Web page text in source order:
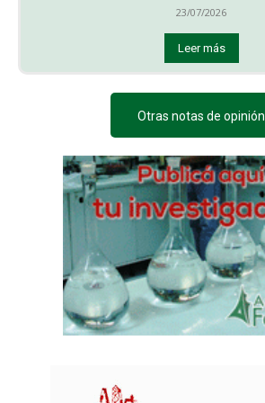
23/07/2026
Leer más
Otras notas de opinión